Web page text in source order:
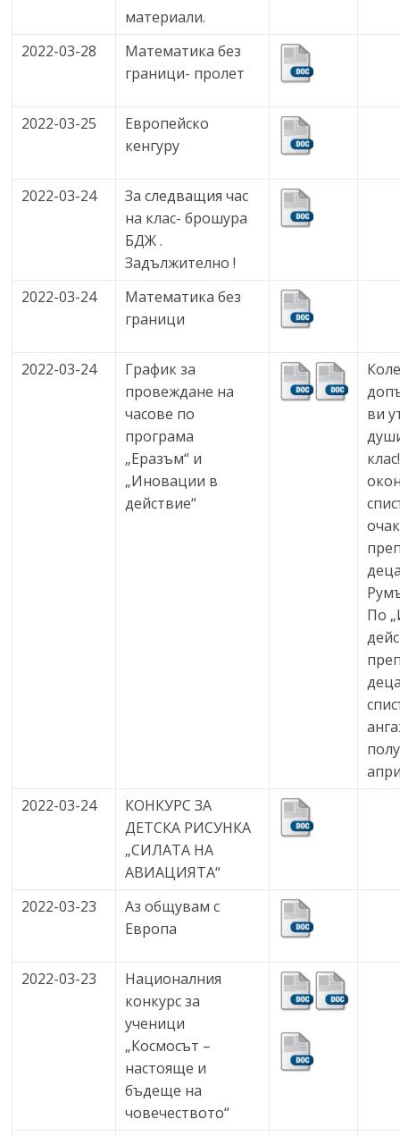
материали.
2022-03-28
Математика без
граници- пролет
2022-03-25
Европейско
кенгуру
2022-03-24
За следващия час
на клас- брошура
БДЖ .
Задължително !
2022-03-24
Математика без
граници
2022-03-24
График за
провеждане на
часове по
програма
„Еразъм“ и
„Иновации в
действие“
ви
По
2022-03-24
КОНКУРС ЗА
ДЕТСКА РИСУНКА
„СИЛАТА НА
АВИАЦИЯТА“
2022-03-23
Аз общувам с
Европа
2022-03-23
Националния
конкурс за
ученици
„Космосът –
настояще и
бъдеще на
човечеството“